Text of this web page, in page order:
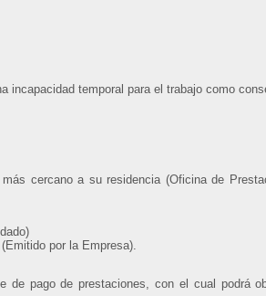
incapacidad temporal para el trabajo como
cercano a su residencia (Oficina de
por la Empresa).
de pago de prestaciones, con el cual podrá